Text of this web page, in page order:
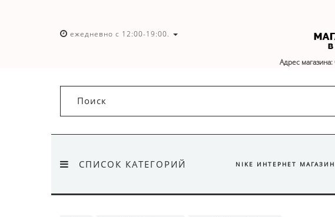
ежедневно с 12:00-19:00.
Адрес
СПИСОК КАТЕГОРИЙ NIKE ИНТЕРНЕТ МАГАЗИН